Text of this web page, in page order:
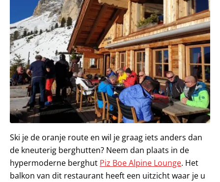
Ski je de oranje route en wil je graag iets anders dan
de kneuterig berghutten? Neem dan plaats in de
hypermoderne berghut Piz Boe Alpine Lounge. Het
balkon van dit restaurant heeft een uitzicht waar je u